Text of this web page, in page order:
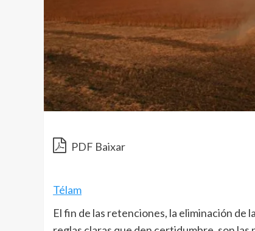
PDF Baixar
Télam
El fin de las retenciones, la eliminación